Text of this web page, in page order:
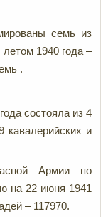
семь из
1940 года –
.
состояла из 4
кавалерийских и
Армии по
на 22 июня 1941
– 117970.